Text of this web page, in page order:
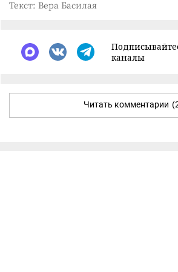
Текст: Вера Басилая
каналы
Читать комментарии